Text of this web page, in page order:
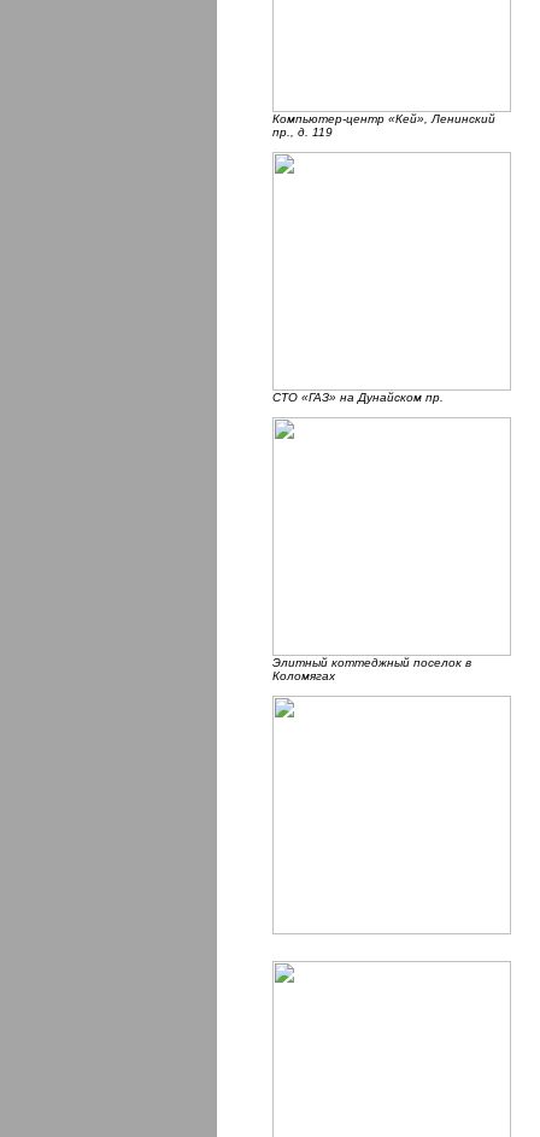
Компьютер-центр «Кей», Ленинский
пр., д. 119
СТО «ГАЗ» на Дунайском пр.
Элитный коттеджный поселок в
Коломягах